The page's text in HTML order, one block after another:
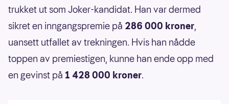
trukket ut som Joker-kandidat. Han var dermed
sikret en inngangspremie på 286 000 kroner,
uansett utfallet av trekningen. Hvis han nådde
toppen av premiestigen, kunne han ende opp med
en gevinst på 1 428 000 kroner.